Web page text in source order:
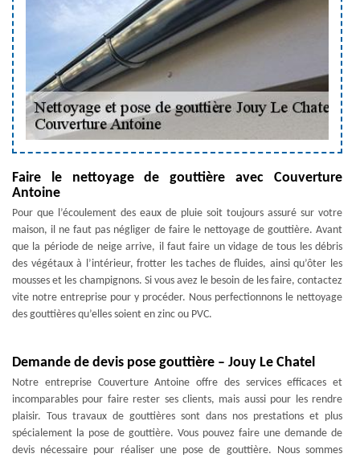
Faire le nettoyage de gouttière avec Couverture
Antoine
Pour que l’écoulement des eaux de pluie soit toujours assuré sur votre
maison, il ne faut pas négliger de faire le nettoyage de gouttière. Avant
que la période de neige arrive, il faut faire un vidage de tous les débris
des végétaux à l’intérieur, frotter les taches de fluides, ainsi qu’ôter les
mousses et les champignons. Si vous avez le besoin de les faire, contactez
vite notre entreprise pour y procéder. Nous perfectionnons le nettoyage
des gouttières qu’elles soient en zinc ou PVC.
Demande de devis pose gouttière – Jouy Le Chatel
Notre entreprise Couverture Antoine offre des services efficaces et
incomparables pour faire rester ses clients, mais aussi pour les rendre
plaisir. Tous travaux de gouttières sont dans nos prestations et plus
spécialement la pose de gouttière. Vous pouvez faire une demande de
devis nécessaire pour réaliser une pose de gouttière. Nous sommes